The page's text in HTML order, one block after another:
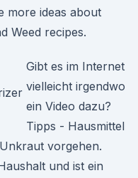
more ideas about
Weed recipes.
Gibt es im Internet
vielleicht irgendwo
ein Video dazu?
Tipps - Hausmittel
vorgehen.
und ist ein